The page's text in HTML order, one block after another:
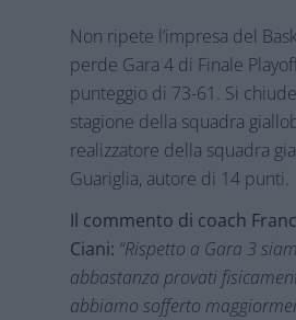
Non ripete l’impresa del
perde Gara 4 di Finale
punteggio di 73-61. Si
stagione della squadra
realizzatore della squadra
Guariglia, autore di 14 punti.
Il commento di coach
Ciani: “Rispetto a Gara 3
abbastanza provati
abbiamo sofferto